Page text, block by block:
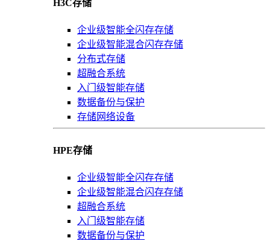
H3C存储
企业级智能全闪存存储
企业级智能混合闪存存储
分布式存储
超融合系统
入门级智能存储
数据备份与保护
存储网络设备
HPE存储
企业级智能全闪存存储
企业级智能混合闪存存储
超融合系统
入门级智能存储
数据备份与保护